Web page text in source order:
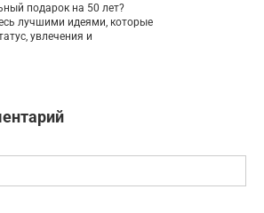
подарок на 50 лет?
лучшими идеями, которые
увлечения и